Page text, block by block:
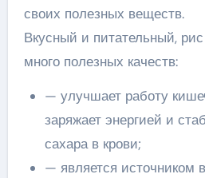
своих полезных веществ.
Вкусный и питательный,
много полезных качеств:
— улучшает работу
заряжает энергией и
сахара в крови;
— является источником